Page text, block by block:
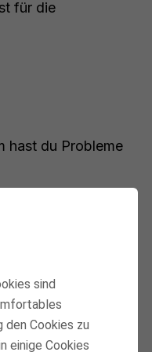
für die
hast du Probleme
sind
Cookies zu
einige Cookies